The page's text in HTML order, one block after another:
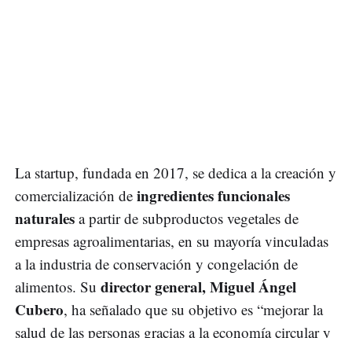
La startup, fundada en 2017, se dedica a la creación y
comercialización de ingredientes funcionales
naturales a partir de subproductos vegetales de
empresas agroalimentarias, en su mayoría vinculadas
a la industria de conservación y congelación de
alimentos. Su director general, Miguel Ángel
Cubero, ha señalado que su objetivo es “mejorar la
salud de las personas gracias a la economía circular y